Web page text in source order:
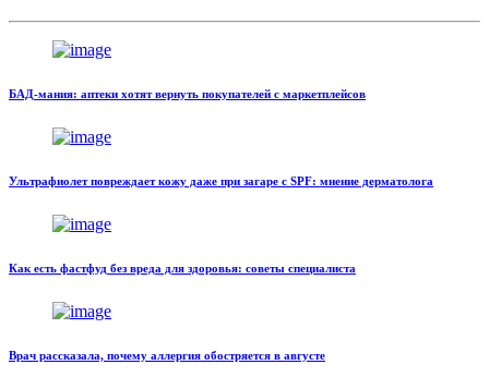
БАД-мания: аптеки хотят вернуть покупателей с маркетплейсов
Ультрафиолет повреждает кожу даже при загаре с SPF: мнение дерматолога
Как есть фастфуд без вреда для здоровья: советы специалиста
Врач рассказала, почему аллергия обостряется в августе